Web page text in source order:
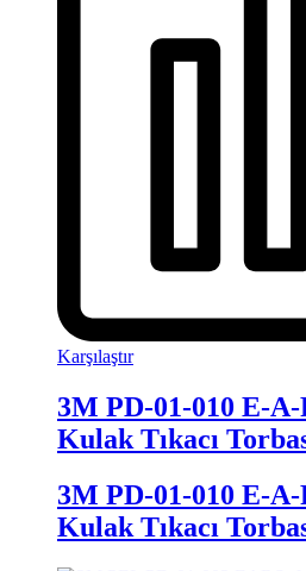
Karşılaştır
3M PD-01-010 E-A-
Kulak Tıkacı
3M PD-01-010 E-A-
Kulak Tıkacı